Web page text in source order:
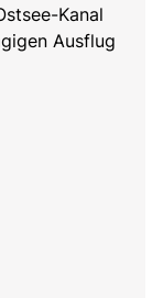
Kanal
Ausflug